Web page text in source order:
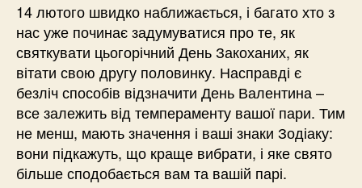
14 лютого швидко наближається, і багато хто з
нас уже починає задумуватися про те, як
святкувати цьогорічний День Закоханих, як
вітати свою другу половинку. Насправді є
безліч способів відзначити День Валентина –
все залежить від темпераменту вашої пари. Тим
не менш, мають значення і ваші знаки Зодіаку:
вони підкажуть, що краще вибрати, і яке свято
більше сподобається вам та вашій парі.